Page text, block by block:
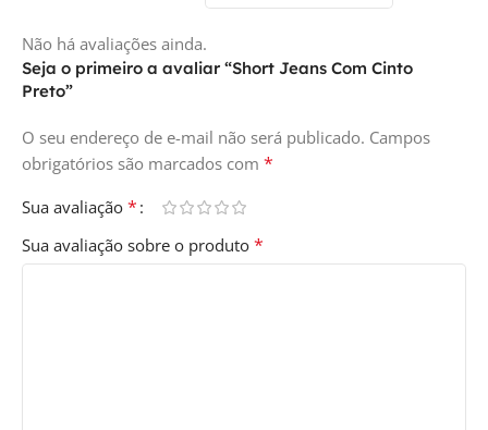
Não há avaliações ainda.
Seja o primeiro a avaliar “Short Jeans Com Cinto
Preto”
O seu endereço de e-mail não será publicado. Campos
obrigatórios são marcados com *
Sua avaliação *
Sua avaliação sobre o produto *